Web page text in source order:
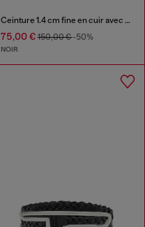
Ceinture 1.4 cm fine en cuir avec charms à logo
75,00 €150,00 €-50%
NOIR